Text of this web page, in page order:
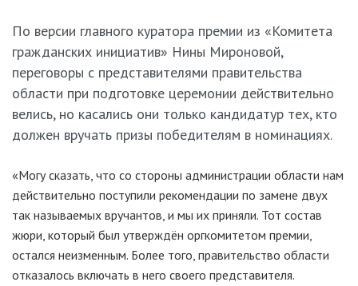
По версии главного куратора премии из «Комитета
гражданских инициатив» Нины Мироновой,
переговоры с представителями правительства
области при подготовке церемонии действительно
велись, но касались они только кандидатур тех, кто
должен вручать призы победителям в номинациях.
«Могу сказать, что со стороны администрации области нам
действительно поступили рекомендации по замене двух
так называемых вручантов, и мы их приняли. Тот состав
жюри, который был утверждён оргкомитетом премии,
остался неизменным. Более того, правительство области
отказалось включать в него своего представителя.